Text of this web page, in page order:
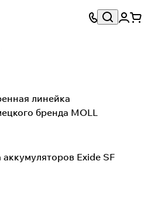
линейка
бренда MOLL
Exide SF